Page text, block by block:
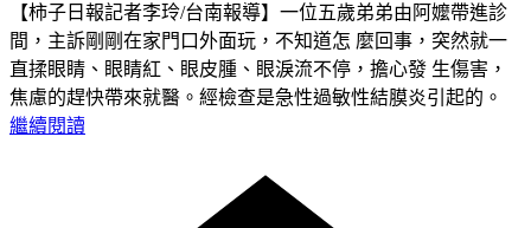
【柿子日報記者李玲/台南報導】一位五歲弟弟由阿嬤帶進診
間，主訴剛剛在家門口外面玩，不知道怎 麼回事，突然就一
直揉眼睛、眼睛紅、眼皮腫、眼淚流不停，擔心發 生傷害，
焦慮的趕快帶來就醫。經檢查是急性過敏性結膜炎引起的。
繼續閱讀